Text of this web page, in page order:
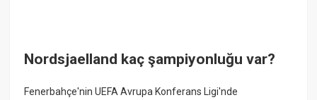
Nordsjaelland kaç şampiyonluğu var?
Fenerbahçe'nin UEFA Avrupa Konferans Ligi'nde